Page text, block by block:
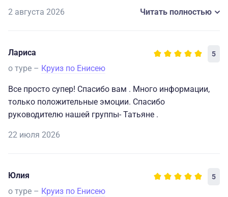
часть в Красноярске была организована не на
вероятно, вам об этом уже написали). Но
сопровождающий Анна Николаевна, которая вела нас
компенсировала тот небольшой негатив, который
возник в начале путешествия. Лучшего
сопровождающего у нас никогда не было, хочу
выразить ей огромную благодарность и полный
2 августа 2026 Читать полностью
Лариса 5
о туре – Круиз по Енисею
Все просто супер! Спасибо вам . Много информации,
только положительные эмоции. Спасибо
руководителю нашей группы- Татьяне .
22 июля 2026
Юлия 5
о туре – Круиз по Енисею